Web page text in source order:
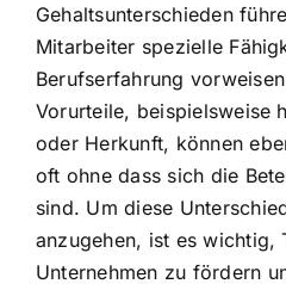
Gehaltsunterschieden
Mitarbeiter spezielle
Berufserfahrung
Vorurteile, beispielsweise
oder Herkunft, können
oft ohne dass sich die
sind. Um diese
anzugehen, ist es wichtig,
Unternehmen zu fördern